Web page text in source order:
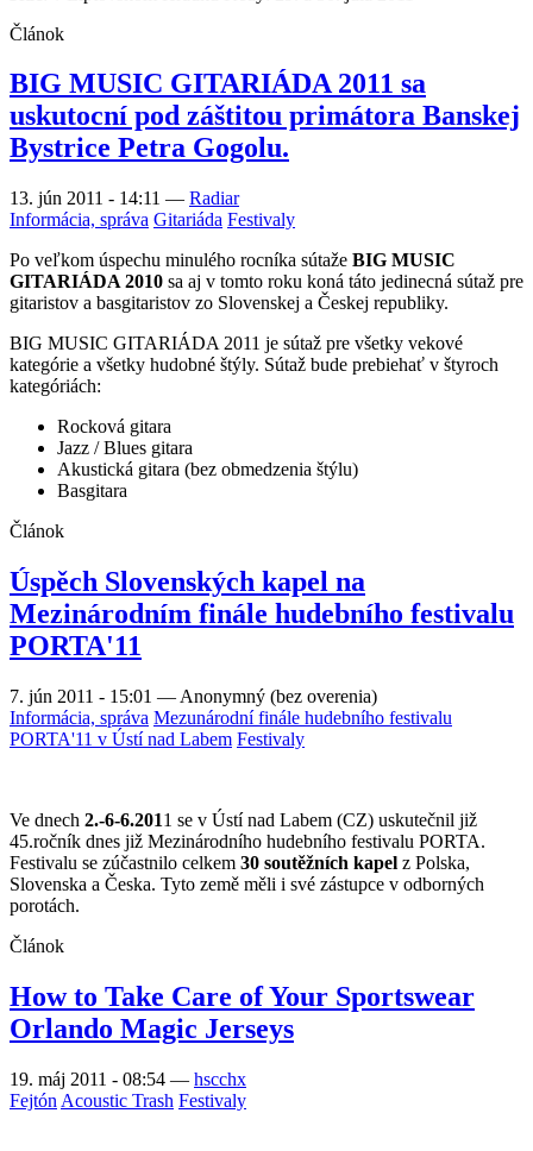
Článok
BIG MUSIC GITARIÁDA 2011 sa
uskutocní pod záštitou primátora Banskej
Bystrice Petra Gogolu.
13. jún 2011 - 14:11 — Radiar
Informácia, správa Gitariáda Festivaly
Po veľkom úspechu minulého rocníka sútaže BIG MUSIC
GITARIÁDA 2010 sa aj v tomto roku koná táto jedinecná sútaž pre
gitaristov a basgitaristov zo Slovenskej a Českej republiky.
BIG MUSIC GITARIÁDA 2011 je sútaž pre všetky vekové
kategórie a všetky hudobné štýly. Sútaž bude prebiehať v štyroch
kategóriách:
Rocková gitara
Jazz / Blues gitara
Akustická gitara (bez obmedzenia štýlu)
Basgitara
Článok
Úspěch Slovenských kapel na
Mezinárodním finále hudebního festivalu
PORTA'11
7. jún 2011 - 15:01 — Anonymný (bez overenia)
Informácia, správa Mezunárodní finále hudebního festivalu
PORTA'11 v Ústí nad Labem Festivaly
Ve dnech 2.-6-6.2011 se v Ústí nad Labem (CZ) uskutečnil již
45.ročník dnes již Mezinárodního hudebního festivalu PORTA.
Festivalu se zúčastnilo celkem 30 soutěžních kapel z Polska,
Slovenska a Česka. Tyto země měli i své zástupce v odborných
porotách.
Článok
How to Take Care of Your Sportswear
Orlando Magic Jerseys
19. máj 2011 - 08:54 — hscchx
Fejtón Acoustic Trash Festivaly